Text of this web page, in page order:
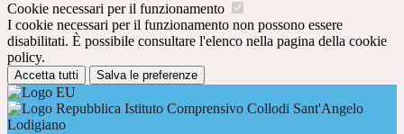
Cookie necessari per il funzionamento
I cookie necessari per il funzionamento non possono essere
disabilitati. È possibile consultare l'elenco nella pagina della cookie
policy.
Accetta tutti Salva le preferenze
Istituto Comprensivo Collodi Sant'Angelo
Lodigiano